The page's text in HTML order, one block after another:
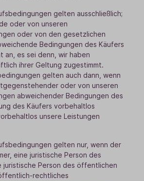
gelten ausschließlich;
oder von unseren
oder von den gesetzlichen
Bedingungen des Käufers
an, es sei denn, wir haben
ihrer Geltung zugestimmt.
gelten auch dann, wenn
oder von unseren
abweichender Bedingungen des
des Käufers vorbehaltlos
unsere Leistungen
gelten nur, wenn der
eine juristische Person des
juristische Person des öffentlichen
rechtliches